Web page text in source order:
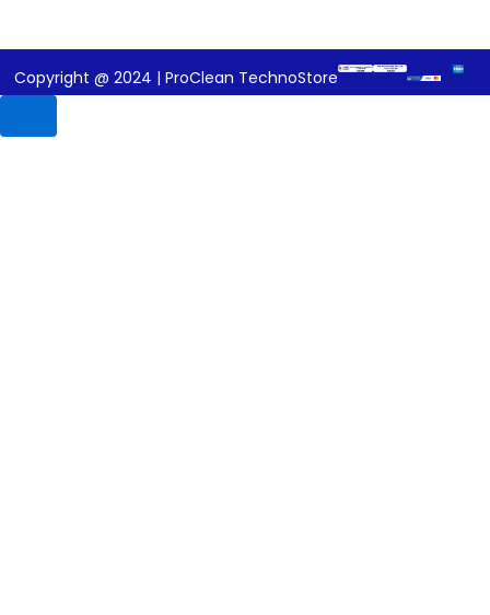
Copyright @ 2024 | ProClean TechnoStore